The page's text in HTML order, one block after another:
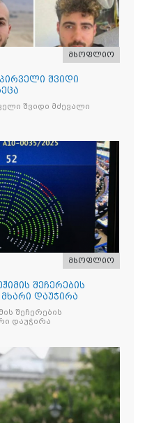
მსოფლიო
შვიდი
შვიდი მძევალი
მსოფლიო
შეჩერების
მხარი დაუჭირა
შეჩერების
დაუჭირა